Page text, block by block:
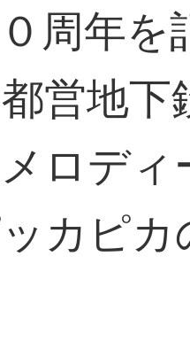
周年を
営地下
ロデ
カピ